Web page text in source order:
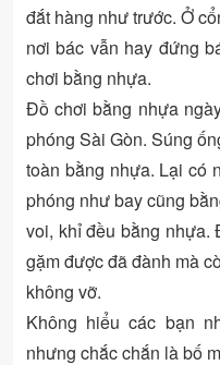
đắt hàng như trước. Ở
nơi bác vẫn hay đứng
chơi bằng nhựa.
Đồ chơi bằng nhựa
phóng Sài Gòn. Súng
toàn bằng nhựa. Lại có
phóng như bay cũng
voi, khỉ đều bằng nhựa.
gặm được đã đành mà
không vỡ.
Không hiểu các bạn
nhưng chắc chắn là bố